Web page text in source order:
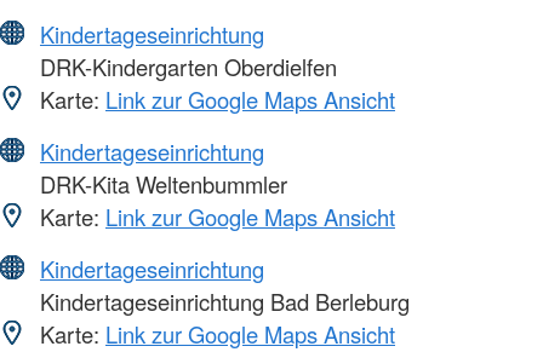
Kindertageseinrichtung
DRK-Kindergarten Oberdielfen
Karte: Link zur Google Maps Ansicht
Kindertageseinrichtung
DRK-Kita Weltenbummler
Karte: Link zur Google Maps Ansicht
Kindertageseinrichtung
Kindertageseinrichtung Bad Berleburg
Karte: Link zur Google Maps Ansicht